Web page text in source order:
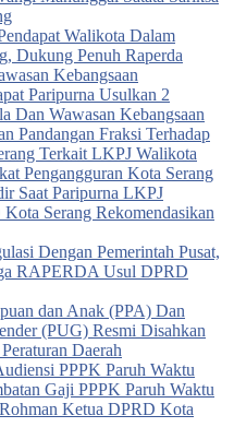
Walikota Dalam
Dukung Penuh Raperda
Kebangsaan
Paripurna Usulkan 2
Dan Wawasan Kebangsaan
Pandangan Fraksi Terhadap
Terkait LKPJ Walikota
Pengangguran Kota Serang
Saat Paripurna LKPJ
Serang Rekomendasikan
Dengan Pemerintah Pusat,
RAPERDA Usul DPRD
dan Anak (PPA) Dan
(PUG) Resmi Disahkan
Daerah
PPPK Paruh Waktu
Gaji PPPK Paruh Waktu
Ketua DPRD Kota